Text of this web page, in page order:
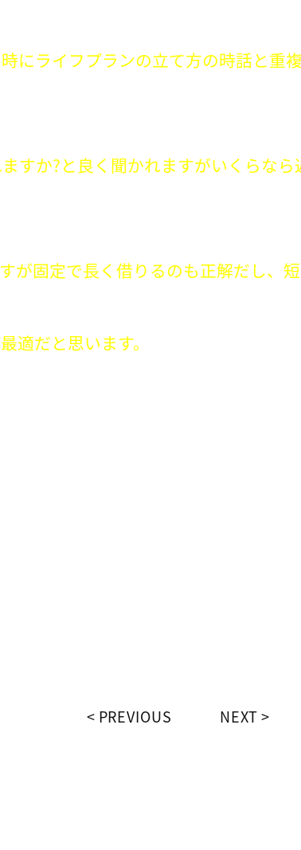
にライフプランの立て方の時話と重
すか?と良く聞かれますがいくらな
が固定で長く借りるのも正解だし、
適だと思います。
PREVIOUS NEXT